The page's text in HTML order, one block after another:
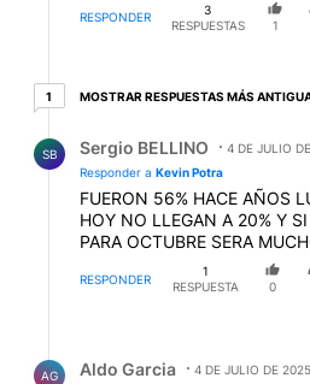
RESPONDER
3
RESPUESTAS
1
11 respuesta más antiguas
MOSTRAR RESPUESTAS MÁS
SB Sergio BELLINO
4 DE JULIO
Responder a Kevin Potra
FUERON 56% HACE AÑOS
HOY NO LLEGAN A 20% Y
PARA OCTUBRE SERA
RESPONDER
1
RESPUESTA
0
AG Aldo Garcia
4 DE JULIO DE 2025